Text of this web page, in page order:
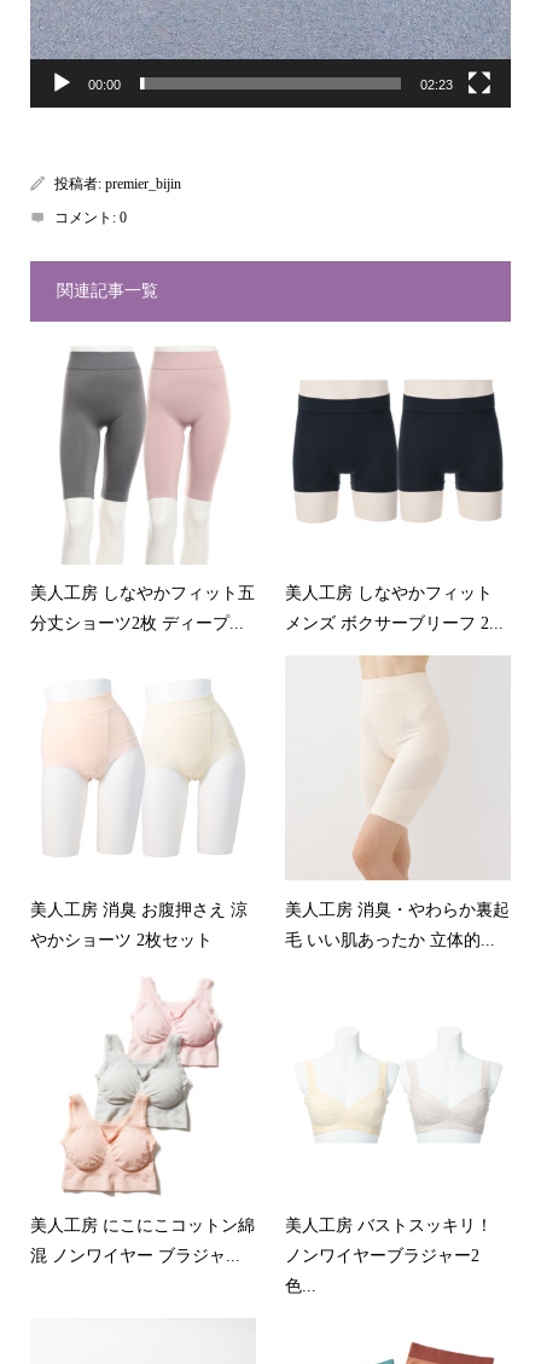
00:00 02:23
投稿者: premier_bijin
コメント: 0
関連記事一覧
美人工房 しなやかフィット五
分丈ショーツ2枚 ディープ...
美人工房 しなやかフィット
メンズ ボクサーブリーフ 2...
美人工房 消臭 お腹押さえ 涼
やかショーツ 2枚セット
美人工房 消臭・やわらか裏起
毛 いい肌あったか 立体的...
美人工房 にこにこコットン綿
混 ノンワイヤー ブラジャ...
美人工房 バストスッキリ！
ノンワイヤーブラジャー2
色...